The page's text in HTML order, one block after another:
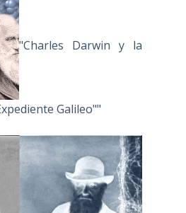
"Charles Darwin y la
Galileo""